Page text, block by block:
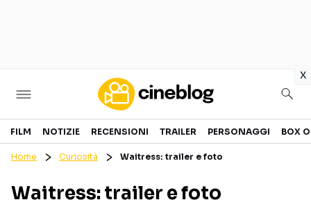
x
Cinema
GENERI
CANALI STREAMING
FILM NOTIZIE RECENSIONI TRAILER PERSONAGGI BOX
Home Curiosità Waitress: trailer e foto
Waitress: trailer e foto